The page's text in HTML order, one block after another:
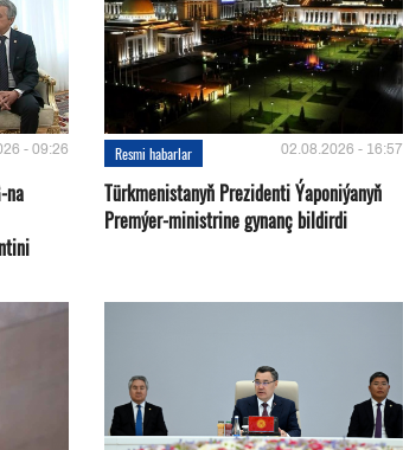
- 09:26
na
Resmi habarlar 02.08.2026 - 16:57
Türkmenistanyň Prezidenti Ýaponiýanyň
Premýer-ministrine gynanç bildirdi